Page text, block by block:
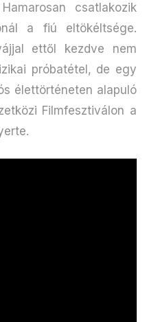
csatlakozik
a fiú eltökéltsége.
ettől kezdve nem
próbatétel, de egy
élettörténeten alapuló
Filmfesztiválon a